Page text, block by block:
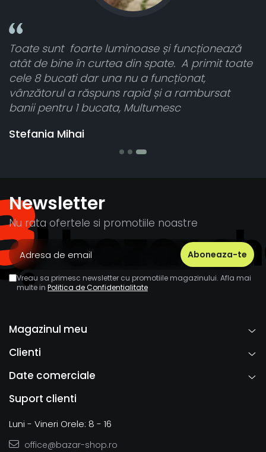
Stefania Mihai
Toate sunt foarte luminoase și funcționează
atât de bine în curtea din spate. A primit toate
cele 8 bucati dar una nu a funcționat,
vânzătorul a răspuns rapid și a rambursat
banii pentru 1 bucata, Multumesc
Newsletter
Nu rata ofertele si promotiile noastre
Vreau sa primesc newsletter cu promotiile magazinului. Afla mai
multe in Politica de Confidentialitate
Magazinul meu
Clienti
Date comerciale
Suport clienti
Luni - Vineri Orele: 8 - 16
office@bazar-shop.ro